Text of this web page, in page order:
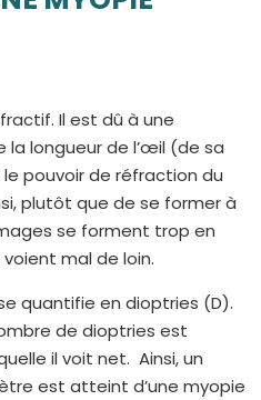
Il est dû à une
longueur de l’œil (de sa
pouvoir de réfraction du
plutôt que de se former à
se forment trop en
mal de loin.
quantifie en dioptries (D).
de dioptries est
il voit net. Ainsi, un
est atteint d’une myopie